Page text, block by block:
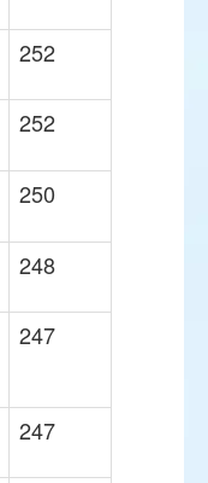
252
252
250
248
247
247